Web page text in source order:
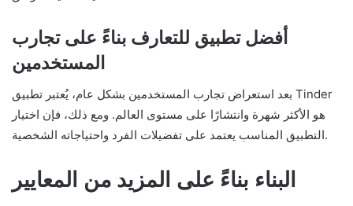
أفضل تطبيق للتعارف بناءً على تجارب
المستخدمين
بعد استعراض تجارب المستخدمين بشكل عام، يُعتبر تطبيق Tinder
هو الأكثر شهرة وانتشارًا على مستوى العالم. ومع ذلك، فإن اختيار
التطبيق المناسب يعتمد على تفضيلات الفرد واحتياجاته الشخصية.
البناء بناءً على المزيد من المعايير